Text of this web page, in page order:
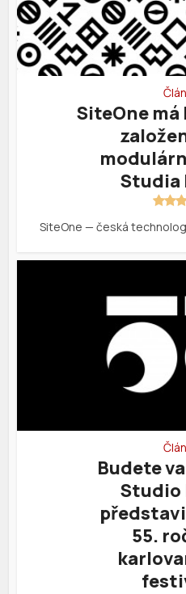
SiteOne
Studia
SiteOne — česká
Budete
Studio
55.